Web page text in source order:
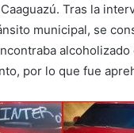
Tras la
municipal, se
alcoholizado
por lo que fue